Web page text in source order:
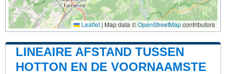
Leaflet | Map data ©OpenStreetMapcontributors
LINEAIRE AFSTAND TUSSEN
HOTTON EN DE VOORNAAMSTE